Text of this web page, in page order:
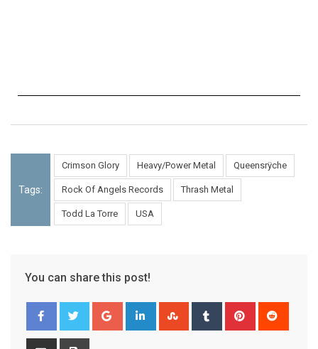
Tags:
Crimson Glory Heavy/Power Metal Queensrÿche
Rock Of Angels Records Thrash Metal
Todd La Torre USA
You can share this post!